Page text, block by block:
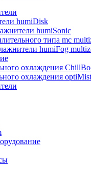
humiDisk
humiSonic
типа mc
humiFog
охлаждения
охлаждения optiMist